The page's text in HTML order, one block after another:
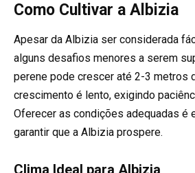
Como Cultivar a Albizia
Apesar da Albizia ser considerada
alguns desafios menores a serem
perene pode crescer até 2-3 metros
crescimento é lento, exigindo
Oferecer as condições adequadas é
garantir que a Albizia prospere.
Clima Ideal para Albizia